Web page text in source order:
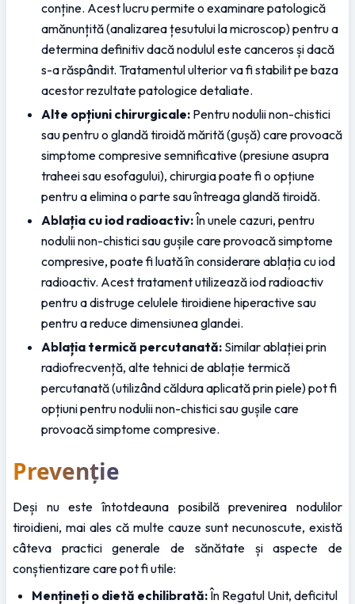
conține. Acest lucru permite o examinare patologică
amănunțită (analizarea țesutului la microscop) pentru a
determina definitiv dacă nodulul este canceros și dacă
s-a răspândit. Tratamentul ulterior va fi stabilit pe baza
acestor rezultate patologice detaliate.
Alte opțiuni chirurgicale: Pentru nodulii non-chistici
sau pentru o glandă tiroidă mărită (gușă) care provoacă
simptome compresive semnificative (presiune asupra
traheei sau esofagului), chirurgia poate fi o opțiune
pentru a elimina o parte sau întreaga glandă tiroidă.
Ablația cu iod radioactiv: În unele cazuri, pentru
nodulii non-chistici sau gușile care provoacă simptome
compresive, poate fi luată în considerare ablația cu iod
radioactiv. Acest tratament utilizează iod radioactiv
pentru a distruge celulele tiroidiene hiperactive sau
pentru a reduce dimensiunea glandei.
Ablația termică percutanată: Similar ablației prin
radiofrecvență, alte tehnici de ablație termică
percutanată (utilizând căldura aplicată prin piele) pot fi
opțiuni pentru nodulii non-chistici sau gușile care
provoacă simptome compresive.
Prevenție
Deși nu este întotdeauna posibilă prevenirea nodulilor
tiroidieni, mai ales că multe cauze sunt necunoscute, există
câteva practici generale de sănătate și aspecte de
conștientizare care pot fi utile:
Mențineți o dietă echilibrată: În Regatul Unit, deficitul